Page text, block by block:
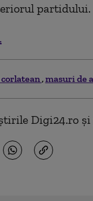
partidului.
masuri de
Digi24.ro și